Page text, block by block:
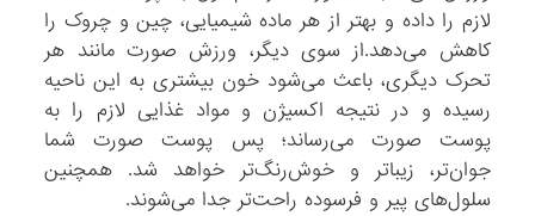
لازم را داده و بهتر از هر ماده شیمیایی، چین و چروک را
کاهش می‌دهد.از سوی دیگر، ورزش صورت مانند هر
تحرک دیگری، باعث می‌شود خون بیشتری به این ناحیه
رسیده و در نتیجه اکسیژن و مواد غذایی لازم را به
پوست صورت می‌رساند؛ پس پوست صورت شما
جوان‌تر، زیباتر و خوش‌رنگ‌تر خواهد شد. همچنین
سلول‌های پیر و فرسوده راحت‌تر جدا می‌شوند.